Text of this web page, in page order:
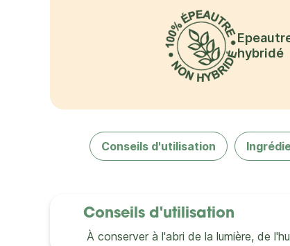
hybridé
Conseils d'utilisation
Conseils d'utilisation
À conserver à l'abri de la lumière, de